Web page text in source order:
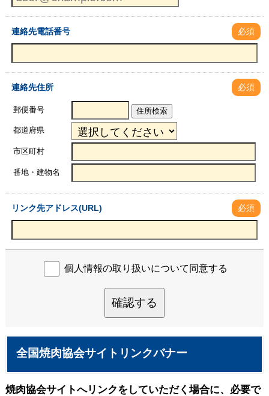
連絡先電話番号 必須
連絡先住所 必須
郵便番号 住所検索
都道府県
市区町村
番地・建物名
リンク先アドレス(URL) 必須
個人情報の取り扱いについて同意する
確認する
全国焼肉協会サイトリンクバナー
焼肉協会サイトへリンクをしていただく場合に、必要で